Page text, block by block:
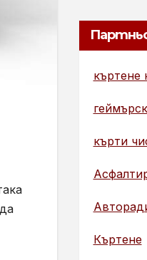
къртене
кърти
Къртене